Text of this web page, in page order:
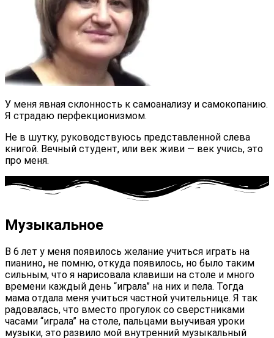
У меня явная склонность к самоанализу и самокопанию.
Я страдаю перфекционизмом.
Не в шутку, руководствуюсь представленной слева
книгой. Вечный студент, или век живи — век учись, это
про меня.
Музыкальное
В 6 лет у меня появилось желание учиться играть на
пианино, не помню, откуда появилось, но было таким
сильным, что я нарисовала клавиши на столе и много
времени каждый день “играла” на них и пела. Тогда
мама отдала меня учиться частной учительнице. Я так
радовалась, что вместо прогулок со сверстниками
часами “играла” на столе, пальцами выучивая уроки
музыки, это развило мой внутренний музыкальный